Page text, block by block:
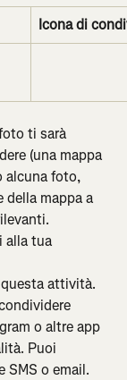
Icona di
ti sarà
(una mappa
alcuna foto,
della mappa a
alla tua
attività.
o altre app
Puoi
SMS o email.